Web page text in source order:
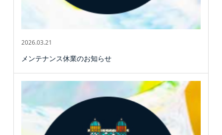
2026.03.21
メンテナンス休業のお知らせ